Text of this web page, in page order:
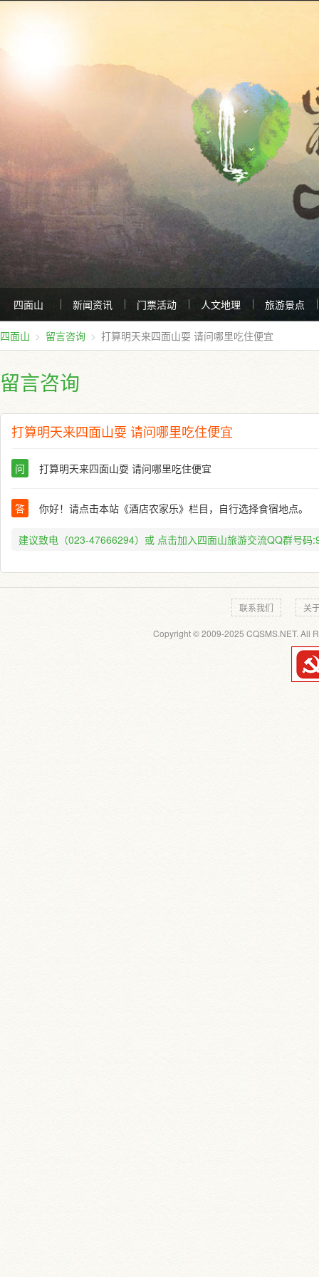
四面山 新闻资讯 门票活动 人文地理 旅游景点
四面山 留言咨询 打算明天来四面山耍 请问哪里吃住便宜
留言咨询
打算明天来四面山耍 请问哪里吃住便宜
问 打算明天来四面山耍 请问哪里吃住便宜
答 你好！请点击本站《酒店农家乐》栏目，自行选择食宿地点。
建议致电（023-47666294）或 点击加入四面山旅游交流QQ群号码
联系我们 关
Copyright © 2009-2025 CQSMS.NET. All